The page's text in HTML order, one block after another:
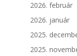
2026. február
2026. január
2025.
2025.